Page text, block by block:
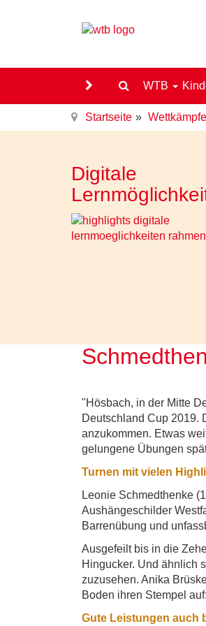
WTB
Startseite
Digitale
"Hösbach, in der Mitte
Deutschland Cup 2019.
anzukommen. Etwas
gelungene Übungen
Turnen mit vielen
Leonie Schmedthenke
Aushängeschilder
Barrenübung und
Ausgefeilt bis in die
Hingucker. Und ähnlich
zuzusehen. Anika
Boden ihren Stempel
Gute Leistungen auch